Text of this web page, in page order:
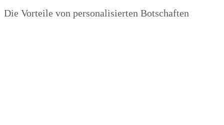
Die Vorteile von personalisierten Botschaften